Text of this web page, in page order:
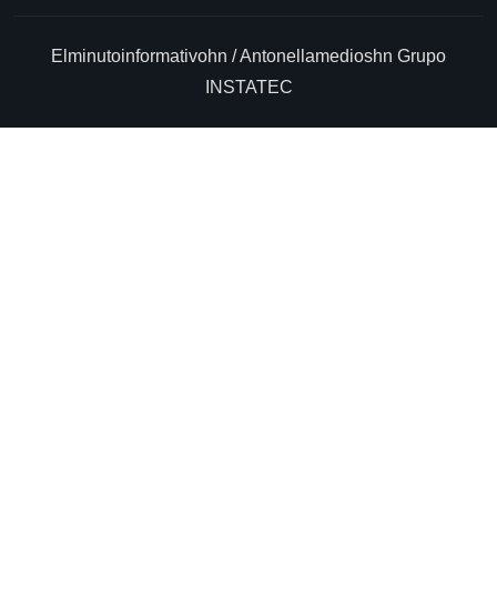
Elminutoinformativohn / Antonellamedioshn Grupo